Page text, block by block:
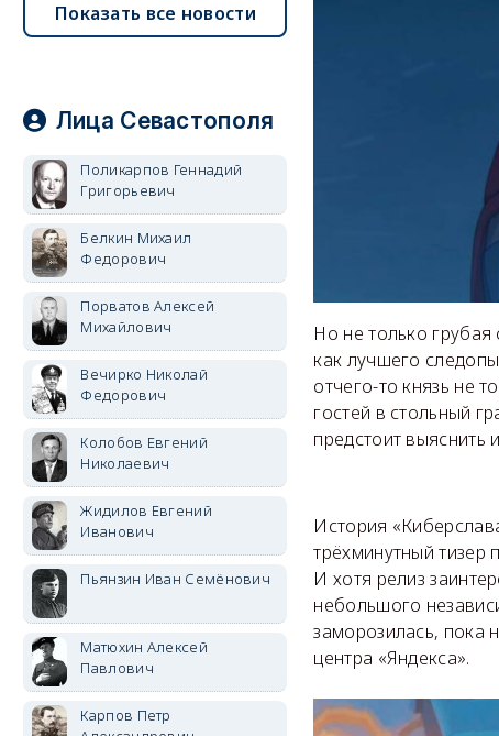
Но не только
как лучшего
отчего-то князь не
гостей в стольный
предстоит выяснить
История
трёхминутный тизер
И хотя релиз
небольшого
заморозилась, пока
центра «Яндекса».
Показать все новости
Лица Севастополя
Поликарпов Геннадий
Григорьевич
Белкин Михаил
Федорович
Порватов Алексей
Михайлович
Вечирко Николай
Федорович
Колобов Евгений
Николаевич
Жидилов Евгений
Иванович
Пьянзин Иван Семёнович
Матюхин Алексей
Павлович
Карпов Петр